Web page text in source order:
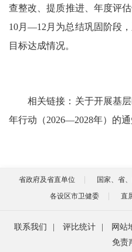
查整改、提质推进、年度评
10月—12月为总结巩固阶段
目标达成情况。
相关链接：关于开展基层
年行动（2026—2028年）的通
省政府及省直单位
国家、省
各设区市卫健委
直
联系我们 评比统计 网站
免责